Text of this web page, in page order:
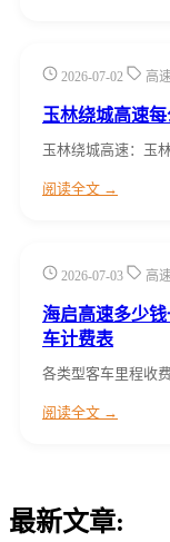
2026-07-02 高
玉林绕城高速
玉林绕城高速：玉
阅读全文 →
2026-07-03 高
海启高速多少
车计费表
各类型客车里程收
阅读全文 →
最新文章: